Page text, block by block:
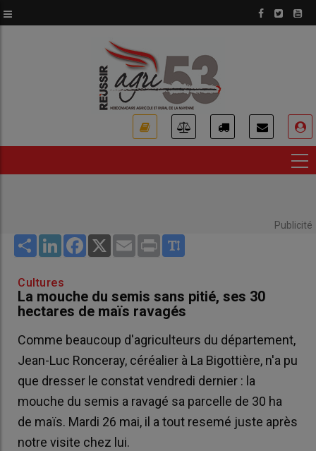
au
Publicité
Share LinkedInFacebook
X Email Print
Cultures
La mouche du semis sans pitié, ses 30
hectares de maïs ravagés
Comme beaucoup d'agriculteurs du département,
Jean-Luc Ronceray, céréalier à La Bigottière, n'a pu
que dresser le constat vendredi dernier : la
mouche du semis a ravagé sa parcelle de 30 ha
de maïs. Mardi 26 mai, il a tout resemé juste après
notre visite chez lui.